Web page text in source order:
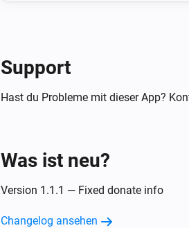
Support
Hast du Probleme mit dieser App?
Was ist neu?
Version 1.1.1 — Fixed donate info
Changelog ansehen